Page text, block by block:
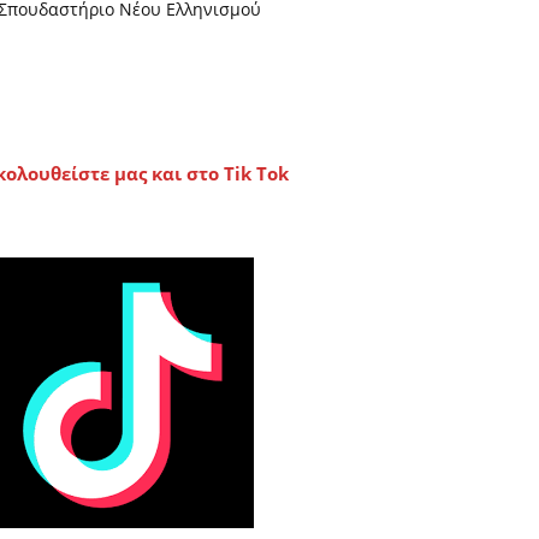
Νέου Ελληνισμού
μας και στο Tik Tok